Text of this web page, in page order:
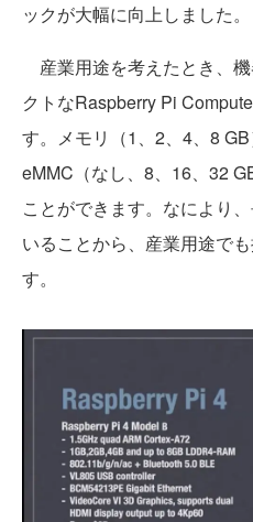
ックが大幅に向上しました。
産業用途を考えたとき、
クトなRaspberry Pi
す。メモリ（1、2、4、8
eMMC（なし、8、16、32
ことができます。なにより
いることから、産業用途で
す。